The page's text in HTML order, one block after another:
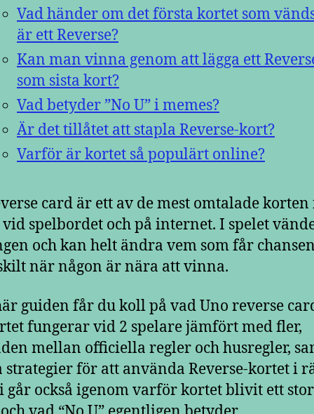
Vad händer om det första kortet som
är ett Reverse?
Kan man vinna genom att lägga ett
som sista kort?
Vad betyder ”No U” i memes?
Är det tillåtet att stapla Reverse-kort?
Varför är kortet så populärt online?
card är ett av de mest omtalade
vid spelbordet och på internet. I spelet
och kan helt ändra vem som får
när någon är nära att vinna.
guiden får du koll på vad Uno reverse
fungerar vid 2 spelare jämfört med fler,
mellan officiella regler och husregler,
strategier för att använda Reverse-kortet i
går också igenom varför kortet blivit ett